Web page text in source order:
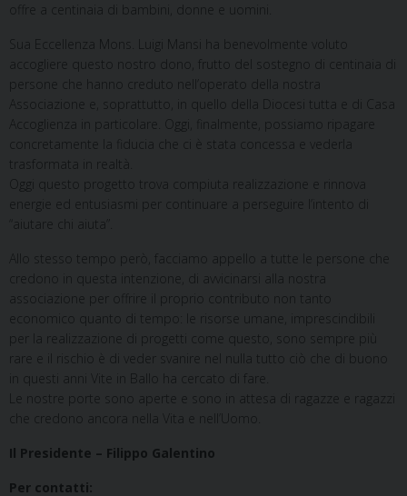
offre a centinaia di bambini, donne e uomini.
Sua Eccellenza Mons. Luigi Mansi ha benevolmente voluto
accogliere questo nostro dono, frutto del sostegno di centinaia di
persone che hanno creduto nell’operato della nostra
Associazione e, soprattutto, in quello della Diocesi tutta e di Casa
Accoglienza in particolare. Oggi, finalmente, possiamo ripagare
concretamente la fiducia che ci è stata concessa e vederla
trasformata in realtà.
Oggi questo progetto trova compiuta realizzazione e rinnova
energie ed entusiasmi per continuare a perseguire l’intento di
“aiutare chi aiuta”.
Allo stesso tempo però, facciamo appello a tutte le persone che
credono in questa intenzione, di avvicinarsi alla nostra
associazione per offrire il proprio contributo non tanto
economico quanto di tempo: le risorse umane, imprescindibili
per la realizzazione di progetti come questo, sono sempre più
rare e il rischio è di veder svanire nel nulla tutto ciò che di buono
in questi anni Vite in Ballo ha cercato di fare.
Le nostre porte sono aperte e sono in attesa di ragazze e ragazzi
che credono ancora nella Vita e nell’Uomo.
Il Presidente – Filippo Galentino
Per contatti: